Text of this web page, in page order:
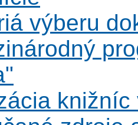
výberu
knižníc